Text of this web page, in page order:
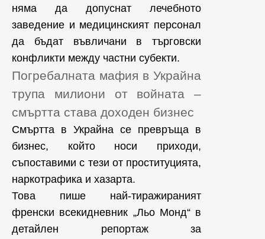
няма да допуснат лечебното
заведение и медицинският персонал
да бъдат въвличани в търговски
конфликти между частни субекти.
Погребалната мафия в Украйна
трупа милиони от войната –
смъртта става доходен бизнес
Смъртта в Украйна се превръща в
бизнес, който носи приходи,
съпоставими с тези от проституцията,
наркотрафика и хазарта.
Това пише най-тиражираният
френски всекидневник „Льо Монд“ в
детайлен репортаж за